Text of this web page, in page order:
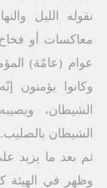
نقوله الليل
معاكسات أو
عوام (عامّة)
وكانوا يؤمنون
الشيطان،
الشيطان بالصليب.
ثم بعد ما يزيد
وظهر في